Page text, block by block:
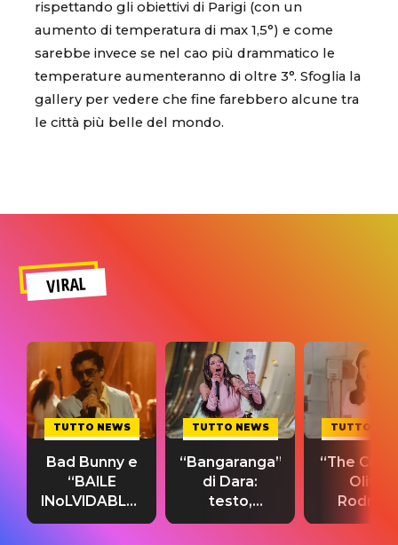
rispettando gli obiettivi di Parigi (con un
aumento di temperatura di max 1,5°) e come
sarebbe invece se nel cao più drammatico le
temperature aumenteranno di oltre 3°. Sfoglia la
gallery per vedere che fine farebbero alcune tra
le città più belle del mondo.
VIRAL
TUTTO NEWS
Bad Bunny e
“BAILE
INoLVIDABLE”:
testo,
TUTTO NEWS
“Bangaranga”
di Dara:
testo,
traduzione e
TUTTO
“The
Olivia
testo,